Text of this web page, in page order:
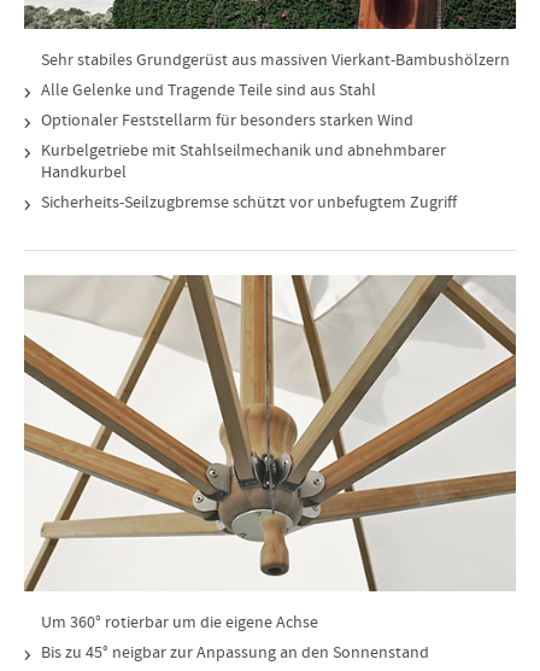
Sehr stabiles Grundgerüst aus massiven Vierkant-Bambushölzern
Alle Gelenke und Tragende Teile sind aus Stahl
Optionaler Feststellarm für besonders starken Wind
Kurbelgetriebe mit Stahlseilmechanik und abnehmbarer
Handkurbel
Sicherheits-Seilzugbremse schützt vor unbefugtem Zugriff
Um 360° rotierbar um die eigene Achse
Bis zu 45° neigbar zur Anpassung an den Sonnenstand